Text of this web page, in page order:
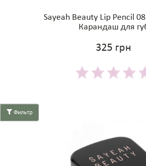
Sayeah Beauty Lip Pencil
Карандаш для
325 грн
Фильтр